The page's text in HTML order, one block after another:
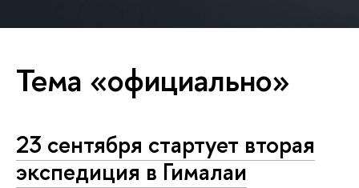
Тема «официально»
23 сентября стартует вторая
экспедиция в Гималаи